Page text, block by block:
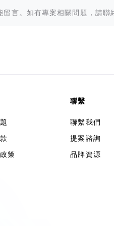
留言。如有專案相關問題，請聯
策
聯繫
聯繫我們
提案諮詢
品牌資源